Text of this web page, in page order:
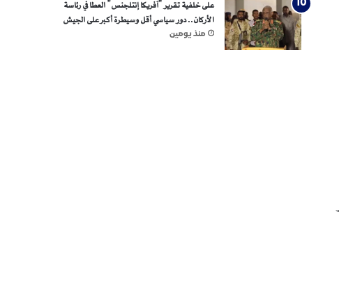
على خلفية تقرير “آفريكا إنتلجنس” العطا في رئاسة
الأركان.. دور سياسي أقل وسيطرة أكبر على الجيش
منذ يومين